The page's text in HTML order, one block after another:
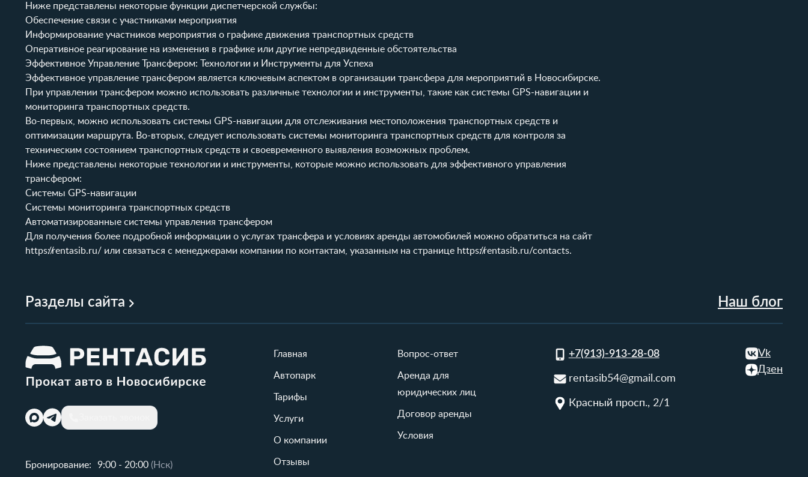
Ниже представлены некоторые функции диспетчерской службы:
Обеспечение связи с участниками мероприятия
Информирование участников мероприятия о графике движения транспортных средств
Оперативное реагирование на изменения в графике или другие непредвиденные обстоятельства
Эффективное Управление Трансфером: Технологии и Инструменты для Успеха
Эффективное управление трансфером является ключевым аспектом в организации трансфера для мероприятий в Новосибирске.
При управлении трансфером можно использовать различные технологии и инструменты, такие как системы GPS-навигации и
мониторинга транспортных средств.
Во-первых, можно использовать системы GPS-навигации для отслеживания местоположения транспортных средств и
оптимизации маршрута. Во-вторых, следует использовать системы мониторинга транспортных средств для контроля за
техническим состоянием транспортных средств и своевременного выявления возможных проблем.
Ниже представлены некоторые технологии и инструменты, которые можно использовать для эффективного управления
трансфером:
Системы GPS-навигации
Системы мониторинга транспортных средств
Автоматизированные системы управления трансфером
Для получения более подробной информации о услугах трансфера и условиях аренды автомобилей можно обратиться на сайт
https://rentasib.ru/ или связаться с менеджерами компании по контактам, указанным на странице https://rentasib.ru/contacts.
Разделы сайта Наш блог
Бронирование: 9:00 - 20:00 (Нск)
Главная
Автопарк
Тарифы
Услуги
О компании
Отзывы
Вопрос-ответ
Аренда для
юридических лиц
Договор аренды
Условия
+7(913)-913-28-08
rentasib54@gmail.com
Красный просп., 2/1
Vk
Дзен